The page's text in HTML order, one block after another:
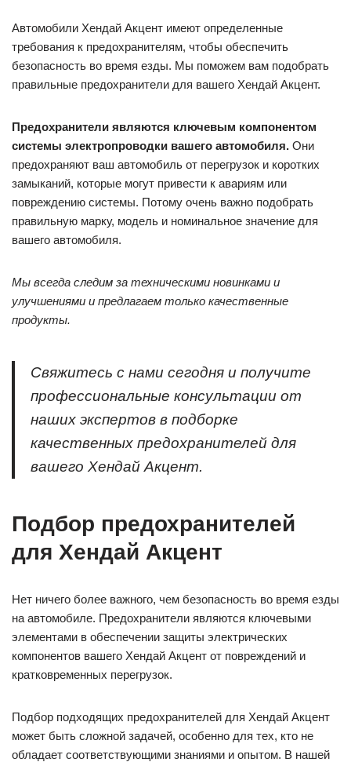
Автомобили Хендай Акцент имеют определенные
требования к предохранителям, чтобы обеспечить
безопасность во время езды. Мы поможем вам подобрать
правильные предохранители для вашего Хендай Акцент.
Предохранители являются ключевым компонентом
системы электропроводки вашего автомобиля. Они
предохраняют ваш автомобиль от перегрузок и коротких
замыканий, которые могут привести к авариям или
повреждению системы. Потому очень важно подобрать
правильную марку, модель и номинальное значение для
вашего автомобиля.
Мы всегда следим за техническими новинками и
улучшениями и предлагаем только качественные
продукты.
Свяжитесь с нами сегодня и получите
профессиональные консультации от
наших экспертов в подборке
качественных предохранителей для
вашего Хендай Акцент.
Подбор предохранителей
для Хендай Акцент
Нет ничего более важного, чем безопасность во время езды
на автомобиле. Предохранители являются ключевыми
элементами в обеспечении защиты электрических
компонентов вашего Хендай Акцент от повреждений и
кратковременных перегрузок.
Подбор подходящих предохранителей для Хендай Акцент
может быть сложной задачей, особенно для тех, кто не
обладает соответствующими знаниями и опытом. В нашей